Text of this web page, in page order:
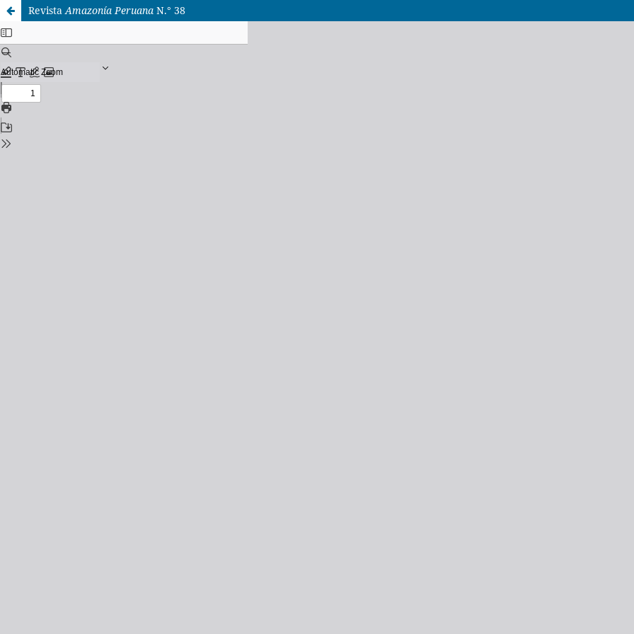
RevistaAmazonía PeruanaN.° 38